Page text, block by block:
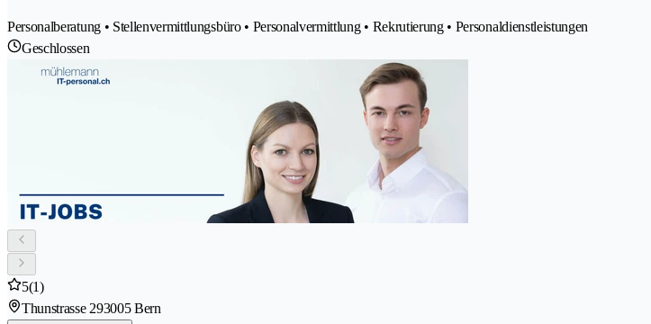
Personalberatung • Stellenvermittlungsbüro • Personalvermittlung • Rekrutierung • Personaldienstleistungen
Geschlossen
5(1)
Thunstrasse 293005 Bern